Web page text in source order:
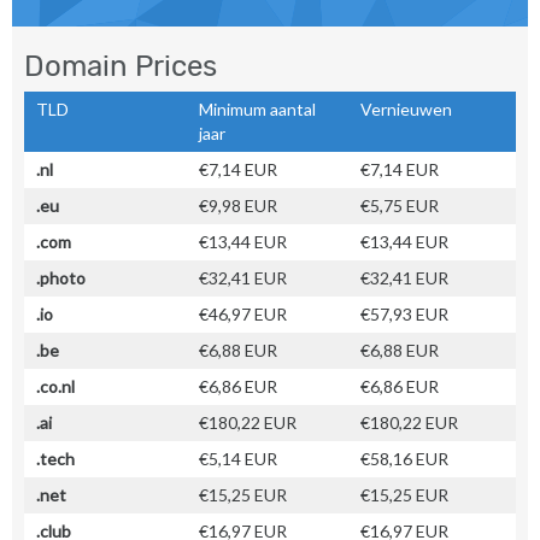
Domain Prices
TLD
Minimum aantal
jaar
Vernieuwen
.nl €7,14 EUR
€7,14 EUR
.eu
€9,98 EUR
€5,75 EUR
.com
€13,44 EUR
€13,44 EUR
.photo
€32,41 EUR
€32,41 EUR
.io
€46,97 EUR
€57,93 EUR
.be
€6,88 EUR
€6,88 EUR
.co.nl
€6,86 EUR
€6,86 EUR
.ai
€180,22 EUR
€180,22 EUR
.tech
€5,14 EUR
€58,16 EUR
.net
€15,25 EUR
€15,25 EUR
.club
€16,97 EUR €16,97 EUR